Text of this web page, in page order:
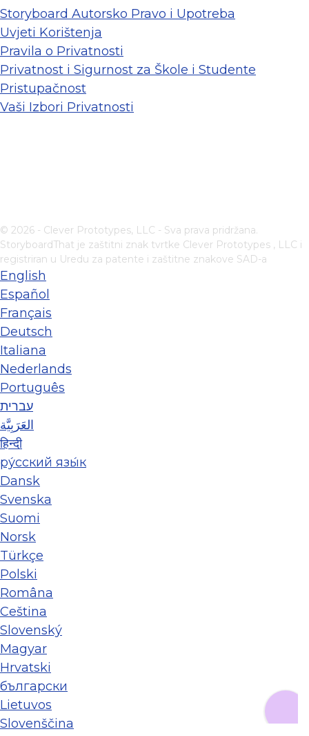
Storyboard Autorsko Pravo i Upotreba
Uvjeti Korištenja
Pravila o Privatnosti
Privatnost i Sigurnost za Škole i Studente
Pristupačnost
Vaši Izbori Privatnosti
© 2026 - Clever Prototypes, LLC - Sva prava pridržana.
StoryboardThat je zaštitni znak tvrtke Clever Prototypes , LLC i
registriran u Uredu za patente i zaštitne znakove SAD-a
English
Español
Français
Deutsch
Italiana
Nederlands
Português
עברית
العَرَبِيَّة
हिन्दी
ру́сский язы́к
Dansk
Svenska
Suomi
Norsk
Türkçe
Polski
Româna
Ceština
Slovenský
Magyar
Hrvatski
български
Lietuvos
Slovenščina